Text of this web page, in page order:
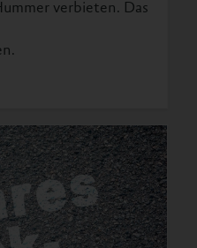
verbieten. Das